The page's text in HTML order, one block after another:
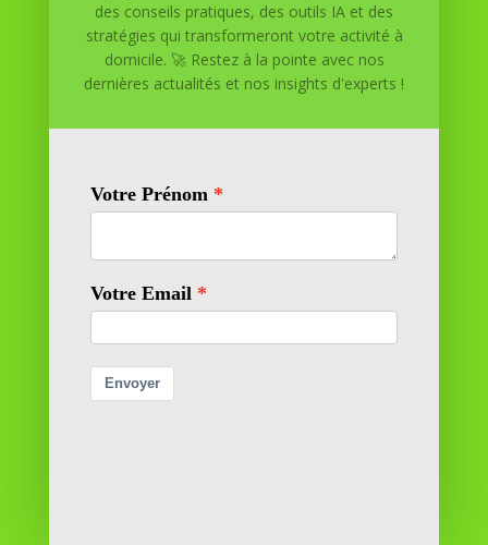
Réussite à Domicile est votre partenaire de confiance
pour atteindre vos objectifs depuis le confort de votre
maison. Nous offrons des solutions personnalisées pour
Adresse
11 rue Richelieu
Contactez-nous
des conseils pratiques, des outils IA et des
stratégies qui transformeront votre activité à
domicile. 🚀 Restez à la pointe avec nos
dernières actualités et nos insights d'experts !